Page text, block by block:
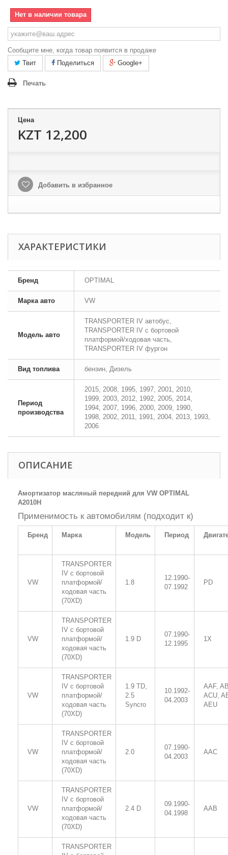
Нет в наличии товара
Сообщите мне, когда товар появится в продаже
Твит
Поделиться Google+
Печать
Цена
KZT 12,200
Добавить в избранное
ХАРАКТЕРИСТИКИ
Бренд OPTIMAL
Марка авто VW
Модель авто
TRANSPORTER IV автобус,
TRANSPORTER IV c бортовой
платформой/ходовая часть,
TRANSPORTER IV фургон
Вид топлива бензин, Дизель
Период
производства
2015, 2008, 1995, 1997, 2001, 2010,
1999, 2003, 2012, 1992, 2005, 2014,
1994, 2007, 1996, 2000, 2009, 1990,
1998, 2002, 2011, 1991, 2004, 2013, 1993,
2006
ОПИСАНИЕ
Амортизатор масляный передний для VW OPTIMAL
A2010H
Применимость к автомобилям (подходит к)
Бренд Марка Модель Период
VW
TRANSPORTER
IV c бортовой
платформой/
ходовая часть
(70XD)
1.8
12.1990-
07.1992
PD
VW
TRANSPORTER
IV c бортовой
платформой/
ходовая часть
(70XD)
1.9 D
07.1990-
12.1995
1X
VW
TRANSPORTER
IV c бортовой
платформой/
ходовая часть
(70XD)
1.9 TD,
2.5
Syncro
10.1992-
04.2003
AAF,
ACU,
AEU
VW
TRANSPORTER
IV c бортовой
платформой/
ходовая часть
(70XD)
2.0
07.1990-
04.2003
AAC
VW
TRANSPORTER
IV c бортовой
платформой/
ходовая часть
(70XD)
2.4 D
09.1990-
04.1998
AAB
TRANSPORTER